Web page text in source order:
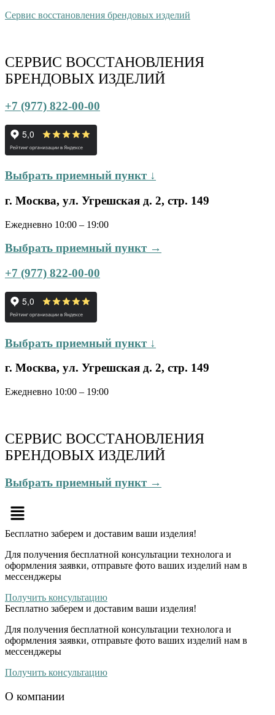
Сервис восстановления брендовых изделий
СЕРВИС ВОССТАНОВЛЕНИЯ
БРЕНДОВЫХ ИЗДЕЛИЙ
+7 (977) 822-00-00
Выбрать приемный пункт ↓
г. Москва, ул. Угрешская д. 2, стр. 149
Ежедневно 10:00 – 19:00
Выбрать приемный пункт →
+7 (977) 822-00-00
Выбрать приемный пункт ↓
г. Москва, ул. Угрешская д. 2, стр. 149
Ежедневно 10:00 – 19:00
СЕРВИС ВОССТАНОВЛЕНИЯ
БРЕНДОВЫХ ИЗДЕЛИЙ
Выбрать приемный пункт →
Меню
Бесплатно заберем и доставим ваши изделия!
Для получения бесплатной консультации технолога и
оформления заявки, отправьте фото ваших изделий нам в
мессенджеры
Получить консультацию
Бесплатно заберем и доставим ваши изделия!
Для получения бесплатной консультации технолога и
оформления заявки, отправьте фото ваших изделий нам в
мессенджеры
Получить консультацию
О компании